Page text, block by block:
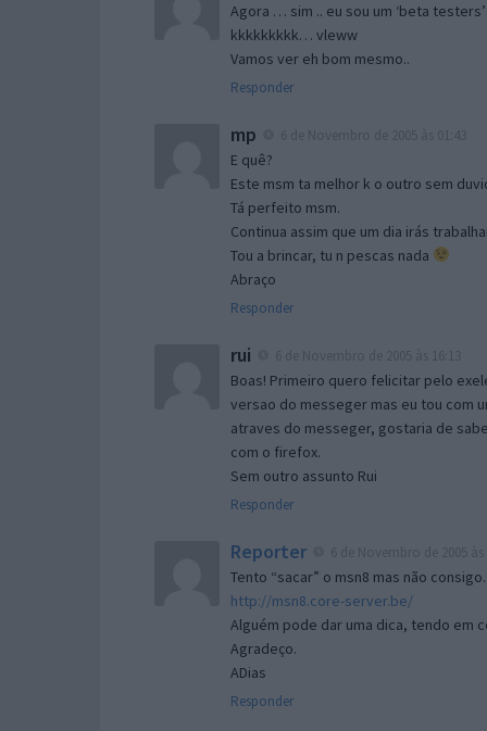
Agora … sim .. eu sou um ‘beta testers’
kkkkkkkkk… vleww
Vamos ver eh bom mesmo..
Responder
mp
E quê?
Este msm ta melhor k o outro sem
Tá perfeito msm.
Continua assim que um dia irás
Tou a brincar, tu n pescas nada
Abraço
Responder
rui
Boas! Primeiro quero felicitar pelo
versao do messeger mas eu tou com
atraves do messeger, gostaria de
com o firefox.
Sem outro assunto Rui
Responder
Reporter
Tento “sacar” o msn8 mas não
http://msn8.core-server.be/
Alguém pode dar uma dica, tendo em
Agradeço.
ADias
Responder